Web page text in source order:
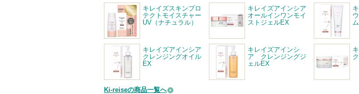
キレイズスキンプロ
テクトモイスチャー
UV（ナチュラル）
キレイズアインシア
オールインワンモイ
ストジェルEX
キレイズアインシア
クレンジングオイル
EX
キレイズアインシ
ア クレンジングジ
ェルEX
Ki-reiseの商品一覧へ